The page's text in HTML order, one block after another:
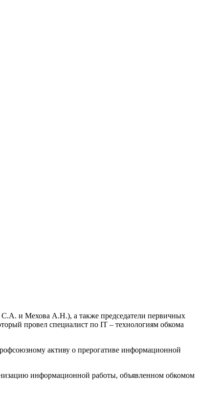
и Мехова А.Н.), а также председатели первичных
провел специалист по IT – технологиям обкома
активу о прерогативе информационной
информационной работы, объявленном обкомом